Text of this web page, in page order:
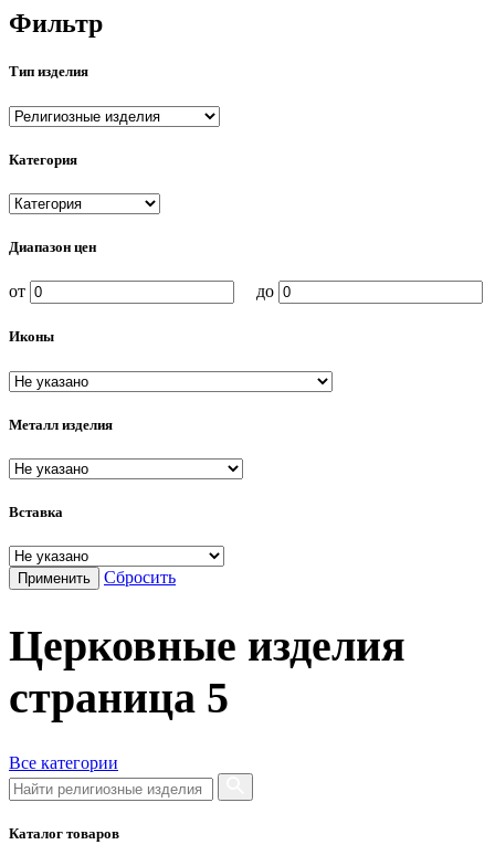
Фильтр
Тип изделия
Категория
Диапазон цен
от до
Иконы
Металл изделия
Вставка
Применить Сбросить
Церковные изделия
страница 5
Все категории
Каталог товаров